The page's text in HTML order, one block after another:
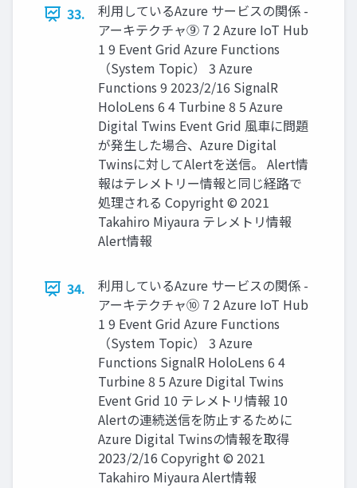
33.
利用しているAzure サービスの関係 -
アーキテクチャ⑨ 7 2 Azure IoT Hub
1 9 Event Grid Azure Functions
（System Topic） 3 Azure
Functions 9 2023/2/16 SignalR
HoloLens 6 4 Turbine 8 5 Azure
Digital Twins Event Grid 風車に問題
が発生した場合、Azure Digital
Twinsに対してAlertを送信。 Alert情
報はテレメトリー情報と同じ経路で
処理される Copyright © 2021
Takahiro Miyaura テレメトリ情報
Alert情報
34.
利用しているAzure サービスの関係 -
アーキテクチャ⑩ 7 2 Azure IoT Hub
1 9 Event Grid Azure Functions
（System Topic） 3 Azure
Functions SignalR HoloLens 6 4
Turbine 8 5 Azure Digital Twins
Event Grid 10 テレメトリ情報 10
Alertの連続送信を防止するために
Azure Digital Twinsの情報を取得
2023/2/16 Copyright © 2021
Takahiro Miyaura Alert情報